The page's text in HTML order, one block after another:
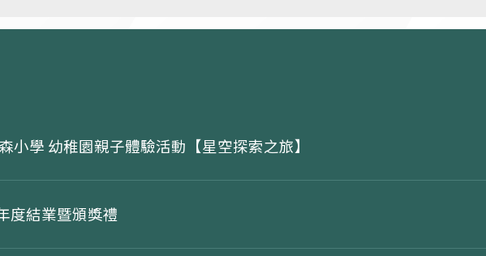
小學 幼稚園親子體驗活動【星空探索之旅】
度結業暨頒獎禮